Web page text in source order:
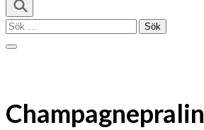
Sök
Champagnepralin